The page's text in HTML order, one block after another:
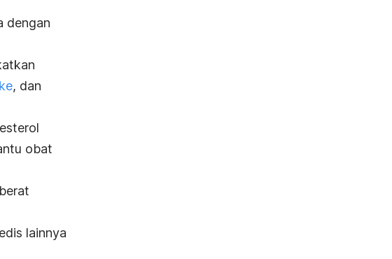
dengan
, dan
obat
lainnya